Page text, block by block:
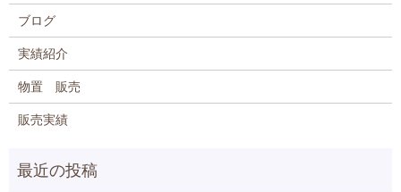
ブログ
実績紹介
物置 販売
販売実績